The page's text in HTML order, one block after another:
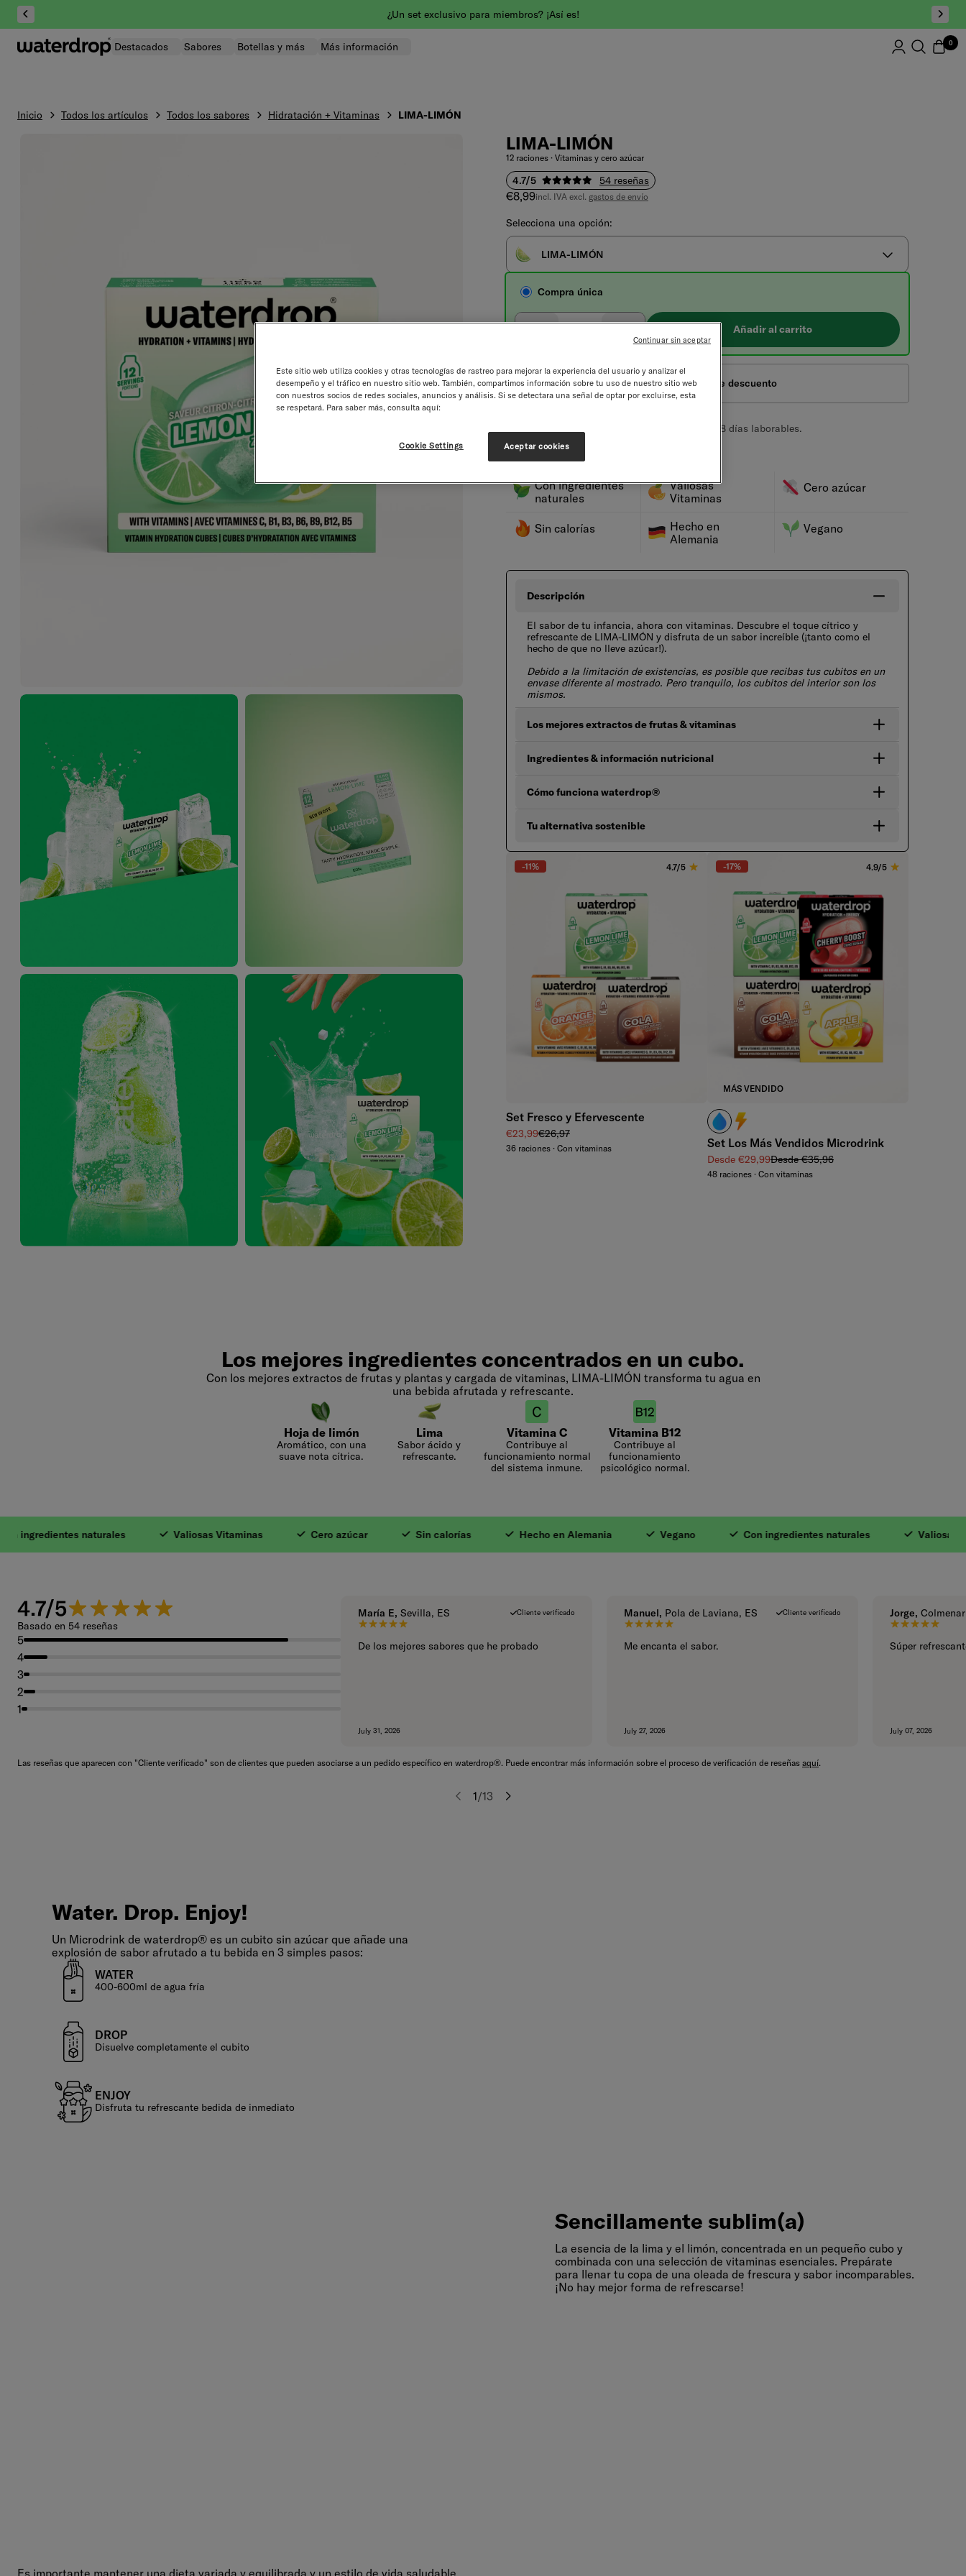
Saltar
al
contenido
¿Un set exclusivo para miembros? ¡Así es!
Destacados Sabores Botellas y más Más información 0
Inicio Todos los artículos Todos los sabores Hidratación + Vitaminas LIMA-LIMÓN
LIMA-LIMÓN
12 raciones · Vitaminas y cero azúcar
4.7/5 54 reseñas
Precio de venta
€8,99incl. IVA excl. gastos de envío
Selecciona una opción:
LIMA-LIMÓN
Compra única
Seleccionar cantidad
Añadir al carrito
Suscríbete y ahorra hasta un -20%
de descuento
Nuestro plazo de entrega estándar es de 5 - 8 días laborables.
Envío gratuito de 35€
Con ingredientes
naturales
Valiosas
Vitaminas
Cero azúcar
Sin calorías
Hecho en
Alemania
Vegano
Descripción
El sabor de tu infancia, ahora con vitaminas. Descubre el toque cítrico y
refrescante de LIMA-LIMÓN y disfruta de un sabor increíble (¡tanto como el
hecho de que no lleve azúcar!).
Debido a la limitación de existencias, es posible que recibas tus cubitos en un
envase diferente al mostrado. Pero tranquilo, los cubitos del interior son los
mismos.
Los mejores extractos de frutas & vitaminas
Ingredientes & información nutricional
Cómo funciona waterdrop®
Tu alternativa sostenible
-11% 4.7/5
Set Fresco y Efervescente
Precio de venta
€23,99Precio normal
€26,97
36 raciones · Con vitaminas
-17%
MÁS VENDIDO
4.9/5
¿Cafeína? No la necesito.
¿Cafeína? ¡Me encanta!
Set Los Más Vendidos Microdrink
Precio de venta
Desde €29,99Precio normal
Desde €35,96
48 raciones · Con vitaminas
Los mejores ingredientes concentrados en un cubo.
Con los mejores extractos de frutas y plantas y cargada de vitaminas, LIMA-LIMÓN transforma tu agua en
una bebida afrutada y refrescante.
Hoja de limón
Aromático, con una
suave nota cítrica.
Lima
Sabor ácido y
refrescante.
Vitamina C
Contribuye al
funcionamiento normal
del sistema inmune.
Vitamina B12
Contribuye al
funcionamiento
psicológico normal.
1. Con ingredientes naturales. 2. Valiosas Vitaminas. 3.
naturales Valiosas Vitaminas Cero azúcar Sin calorías Hecho en Alemania Vegano Con ingredientes naturales Valiosas
4.7/5 4.7 de 5 estrellas.
Basado en 54 reseñas
5
4
3
2
1
María E, Sevilla, ES Cliente verificado
5 de 5 estrellas.
De los mejores sabores que he probado
July 31, 2026
Manuel, Pola de Laviana, ES Cliente verificado
5 de 5 estrellas.
Me encanta el sabor.
July 27, 2026
Jorge,
5 de 5
Súper
July 07, 2026
Las reseñas que aparecen con "Cliente verificado" son de clientes que pueden asociarse a un pedido específico en waterdrop®. Puede encontrar más información sobre el proceso de verificación de reseñas aquí.
Anterior
1/13
Siguiente
Water. Drop. Enjoy!
Water. Drop. Enjoy!
Un Microdrink de waterdrop® es un cubito sin azúcar que añade una
explosión de sabor afrutado a tu bebida en 3 simples pasos:
WATER
400-600ml de agua fría
DROP
Disuelve completamente el cubito
ENJOY
Disfruta tu refrescante bedida de inmediato
Sencillamente sublim(a)
Sencillamente sublim(a)
La esencia de la lima y el limón, concentrada en un pequeño cubo y
combinada con una selección de vitaminas esenciales. Prepárate
para llenar tu copa de una oleada de frescura y sabor incomparables.
¡No hay mejor forma de refrescarse!
Es importante mantener una dieta variada y equilibrada y un estilo de vida saludable.
Este sitio web utiliza cookies y otras tecnologías de rastreo para mejorar la experiencia del usuario y analizar el
desempeño y el tráfico en nuestro sitio web. También, compartimos información sobre tu uso de nuestro sitio web
con nuestros socios de redes sociales, anuncios y análisis. Si se detectara una señal de optar por excluirse, esta
se respetará. Para saber más, consulta aquí:
Aceptar cookies
Cookie Settings
Continuar sin aceptar